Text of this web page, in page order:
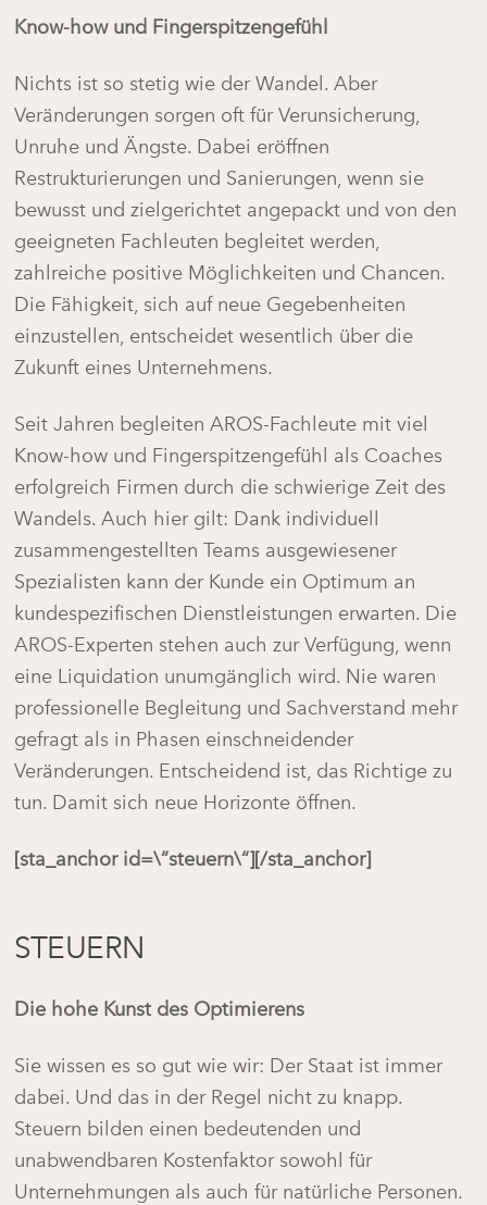
Know-how und Fingerspitzengefühl
Nichts ist so stetig wie der Wandel. Aber
Veränderungen sorgen oft für Verunsicherung,
Unruhe und Ängste. Dabei eröffnen
Restrukturierungen und Sanierungen, wenn sie
bewusst und zielgerichtet angepackt und von den
geeigneten Fachleuten begleitet werden,
zahlreiche positive Möglichkeiten und Chancen.
Die Fähigkeit, sich auf neue Gegebenheiten
einzustellen, entscheidet wesentlich über die
Zukunft eines Unternehmens.
Seit Jahren begleiten AROS-Fachleute mit viel
Know-how und Fingerspitzengefühl als Coaches
erfolgreich Firmen durch die schwierige Zeit des
Wandels. Auch hier gilt: Dank individuell
zusammengestellten Teams ausgewiesener
Spezialisten kann der Kunde ein Optimum an
kundespezifischen Dienstleistungen erwarten. Die
AROS-Experten stehen auch zur Verfügung, wenn
eine Liquidation unumgänglich wird. Nie waren
professionelle Begleitung und Sachverstand mehr
gefragt als in Phasen einschneidender
Veränderungen. Entscheidend ist, das Richtige zu
tun. Damit sich neue Horizonte öffnen.
[sta_anchor id=\“steuern\“][/sta_anchor]
STEUERN
Die hohe Kunst des Optimierens
Sie wissen es so gut wie wir: Der Staat ist immer
dabei. Und das in der Regel nicht zu knapp.
Steuern bilden einen bedeutenden und
unabwendbaren Kostenfaktor sowohl für
Unternehmungen als auch für natürliche Personen.